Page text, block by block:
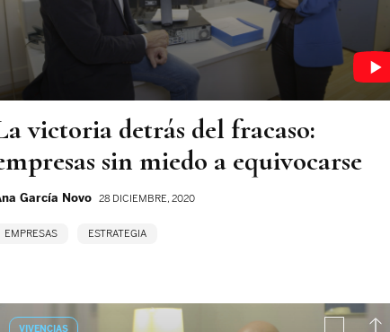
victoria detrás del fracaso:
sin miedo a equivocarse
García Novo 28 DICIEMBRE, 2020
EMPRESAS ESTRATEGIA
VIVENCIAS